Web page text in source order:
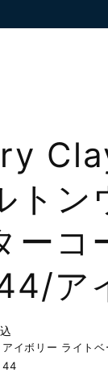
トン
ーコ
ア
イボリー ライトベ
44